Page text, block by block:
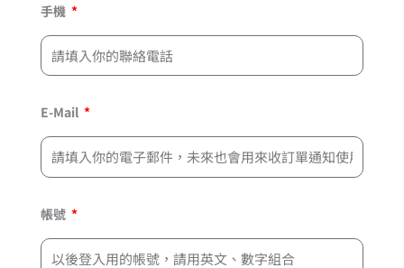
手機
E-Mail
帳號